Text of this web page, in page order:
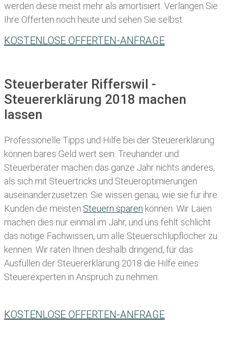
werden diese meist mehr als amortisiert. Verlangen Sie
Ihre Offerten noch heute und sehen Sie selbst:
KOSTENLOSE OFFERTEN-ANFRAGE
Steuerberater Rifferswil -
Steuererklärung 2018 machen
lassen
Professionelle Tipps und Hilfe bei der Steuererklärung
können bares Geld wert sein. Treuhänder und
Steuerberater machen das ganze Jahr nichts anderes,
als sich mit Steuertricks und Steueroptimierungen
auseinanderzusetzen. Sie wissen genau, wie sie für ihre
Kunden die meisten Steuern sparen können. Wir Laien
machen dies nur einmal im Jahr, und uns fehlt schlicht
das nötige Fachwissen, um alle Steuerschlupflöcher zu
kennen. Wir raten Ihnen deshalb dringend, für das
Ausfüllen der Steuererklärung 2018 die Hilfe eines
Steuerexperten in Anspruch zu nehmen.
KOSTENLOSE OFFERTEN-ANFRAGE